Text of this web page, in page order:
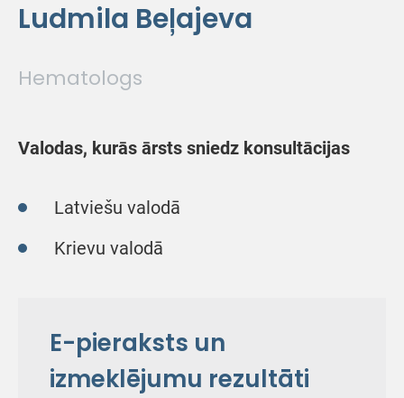
Ludmila Beļajeva
Hematologs
Valodas, kurās ārsts sniedz konsultācijas
Latviešu valodā
Krievu valodā
E-pieraksts un
izmeklējumu rezultāti